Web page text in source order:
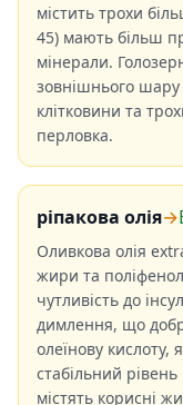
містить трохи
45) мають більш
мінерали.
зовнішнього
клітковини та
перловка.
ріпакова олія→
Оливкова олія
жири та
чутливість до
димлення, що
олеїнову кислоту,
стабільний
містять корисні